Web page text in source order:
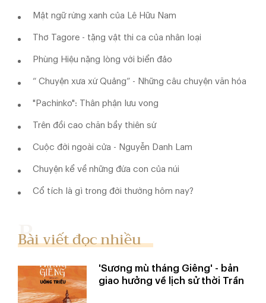
Mật ngữ rừng xanh của Lê Hữu Nam
Thơ Tagore - tặng vật thi ca của nhân loại
Phùng Hiệu nặng lòng với biển đảo
“ Chuyện xưa xứ Quảng” - Những câu chuyện văn hóa
"Pachinko": Thân phận lưu vong
Trên đồi cao chăn bầy thiên sứ
Cuộc đời ngoài cửa - Nguyễn Danh Lam
Chuyện kể về những đứa con của núi
Cổ tích là gì trong đời thường hôm nay?
Bài viết đọc nhiều
'Sương mù tháng Giêng' - bản
giao hưởng về lịch sử thời Trần